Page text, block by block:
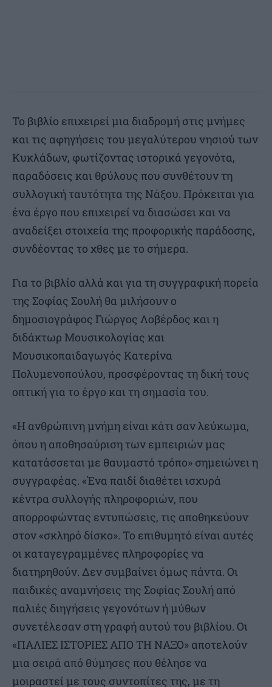
Το βιβλίο επιχειρεί μια διαδρομή στις μνήμες
και τις αφηγήσεις του μεγαλύτερου νησιού των
Κυκλάδων, φωτίζοντας ιστορικά γεγονότα,
παραδόσεις και θρύλους που συνθέτουν τη
συλλογική ταυτότητα της Νάξου. Πρόκειται για
ένα έργο που επιχειρεί να διασώσει και να
αναδείξει στοιχεία της προφορικής παράδοσης,
συνδέοντας το χθες με το σήμερα.
Για το βιβλίο αλλά και για τη συγγραφική πορεία
της Σοφίας Σουλή θα μιλήσουν ο
δημοσιογράφος Γιώργος Λοβέρδος και η
διδάκτωρ Μουσικολογίας και
Μουσικοπαιδαγωγός Κατερίνα
Πολυμενοπούλου, προσφέροντας τη δική τους
οπτική για το έργο και τη σημασία του.
«Η ανθρώπινη μνήμη είναι κάτι σαν λεύκωμα,
όπου η αποθησαύριση των εμπειριών μας
κατατάσσεται με θαυμαστό τρόπο» σημειώνει η
συγγραφέας. «Ένα παιδί διαθέτει ισχυρά
κέντρα συλλογής πληροφοριών, που
απορροφώντας εντυπώσεις, τις αποθηκεύουν
στον «σκληρό δίσκο». Το επιθυμητό είναι αυτές
οι καταγεγραμμένες πληροφορίες να
διατηρηθούν. Δεν συμβαίνει όμως πάντα. Οι
παιδικές αναμνήσεις της Σοφίας Σουλή από
παλιές διηγήσεις γεγονότων ή μύθων
συνετέλεσαν στη γραφή αυτού του βιβλίου. Οι
«ΠΑΛΙΕΣ ΙΣΤΟΡΙΕΣ ΑΠΟ ΤΗ ΝΑΞΟ» αποτελούν
μια σειρά από θύμησες που θέλησε να
μοιραστεί με τους συντοπίτες της, με τη